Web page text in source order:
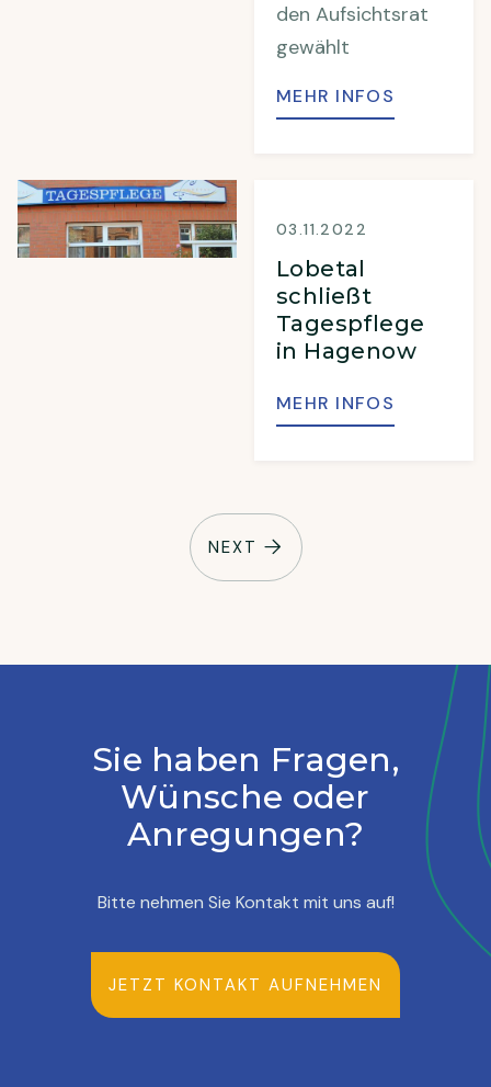
den Aufsichtsrat
gewählt
MEHR INFOS
03.11.2022
Lobetal
schließt
Tagespflege
in Hagenow
MEHR INFOS
NEXT 
Sie haben Fragen,
Wünsche oder
Anregungen?
Bitte nehmen Sie Kontakt mit uns auf!
JETZT KONTAKT AUFNEHMEN